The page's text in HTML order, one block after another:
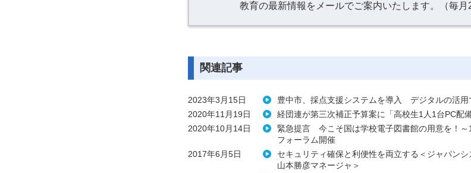
教育の最新情報をメールでご案内いたします。（毎月
関連記事
2023年3月15日
豊中市、採点支援システムを導入 デジタルの活用
2020年11月19日
経団連が第三次補正予算案に「高校生1人1台PC配
2020年10月14日
緊急提言 今こそ国は学校電子図書館の用意を！
フォーラム開催
2017年6月5日
セキュリティ確保と利便性を両立する＜ジャパン
山本勝彦マネージャ＞